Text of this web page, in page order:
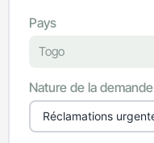
Pays
Nature de la demande